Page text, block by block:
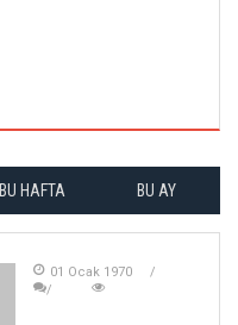
BU HAFTA BU AY
01 Ocak 1970